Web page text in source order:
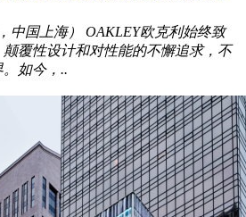
中国上海） OAKLEY欧克利始终致
颠覆性设计和对性能的不懈追求，不
如今，..